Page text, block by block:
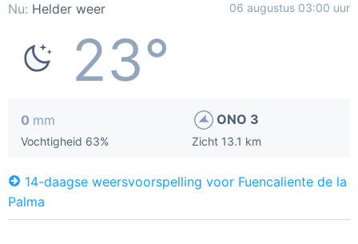
Nu: Helder weer 06 augustus 03:00 uur
23°
0 mm
Vochtigheid 63%
ONO 3
Zicht 13.1 km
14-daagse weersvoorspelling voor Fuencaliente de la
Palma